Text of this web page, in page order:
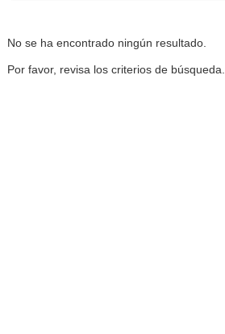
No se ha encontrado ningún resultado.
Por favor, revisa los criterios de búsqueda.